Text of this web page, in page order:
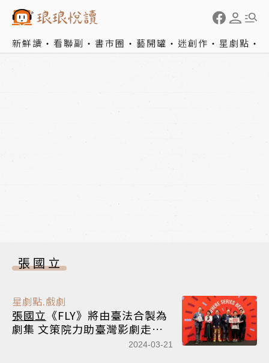
新鮮讀 看聯副 書市圈 藝開罐 迷創作 星劇點
張國立
星劇點.戲劇
張國立 《FLY》將由臺法合製為
劇集 文策院力助臺灣影劇走向
2024-03-21